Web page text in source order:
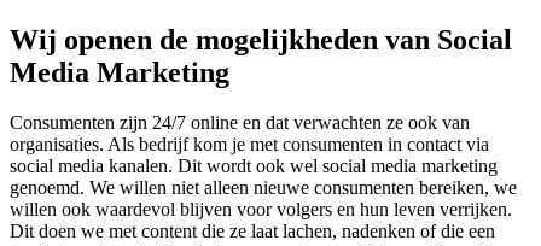
Wij openen de mogelijkheden van Social
Media Marketing
Consumenten zijn 24/7 online en dat verwachten ze ook van
organisaties. Als bedrijf kom je met consumenten in contact via
social media kanalen. Dit wordt ook wel social media marketing
genoemd. We willen niet alleen nieuwe consumenten bereiken, we
willen ook waardevol blijven voor volgers en hun leven verrijken.
Dit doen we met content die ze laat lachen, nadenken of die een